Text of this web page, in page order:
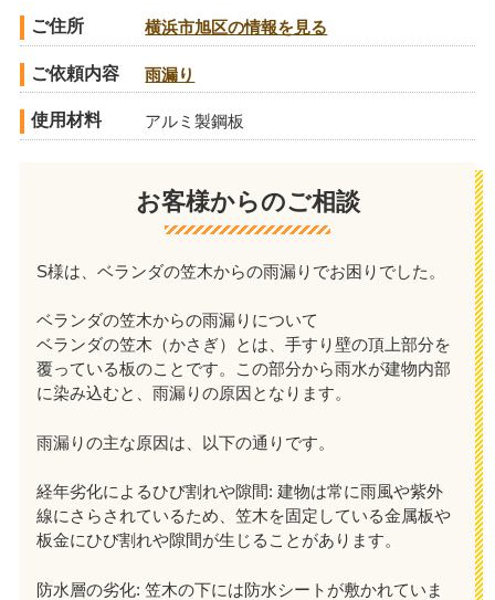
ご住所 横浜市旭区の情報を見る
ご依頼内容 雨漏り
使用材料 アルミ製鋼板
お客様からのご相談
S様は、ベランダの笠木からの雨漏りでお困りでした。
ベランダの笠木からの雨漏りについて
ベランダの笠木（かさぎ）とは、手すり壁の頂上部分を
覆っている板のことです。この部分から雨水が建物内部
に染み込むと、雨漏りの原因となります。
雨漏りの主な原因は、以下の通りです。
経年劣化によるひび割れや隙間: 建物は常に雨風や紫外
線にさらされているため、笠木を固定している金属板や
板金にひび割れや隙間が生じることがあります。
防水層の劣化: 笠木の下には防水シートが敷かれていま